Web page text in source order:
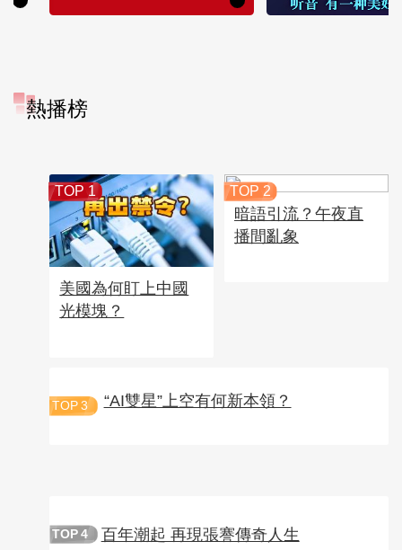
熱播榜
TOP 1
美國為何盯上中國
光模塊？
TOP 2
暗語引流？午夜直
播間亂象
TOP 3 “AI雙星”上空有何新本領？
TOP 4 百年潮起 再現張謇傳奇人生